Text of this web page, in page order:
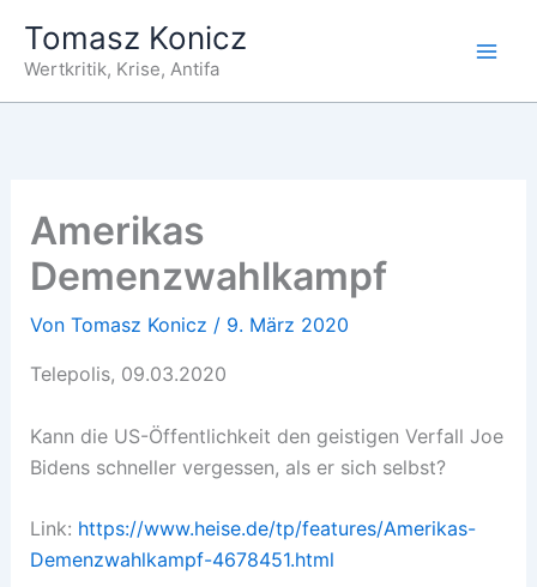
Inhalt
springen
Tomasz Konicz
Wertkritik, Krise, Antifa
Amerikas
Demenzwahlkampf
Von Tomasz Konicz / 9. März 2020
Telepolis, 09.03.2020
Kann die US-Öffentlichkeit den geistigen Verfall Joe
Bidens schneller vergessen, als er sich selbst?
Link: https://www.heise.de/tp/features/Amerikas-
Demenzwahlkampf-4678451.html